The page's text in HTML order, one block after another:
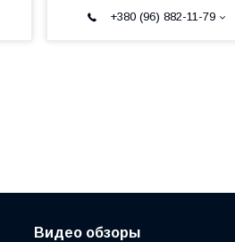
+380 (96) 882-11-79
Видео обзоры